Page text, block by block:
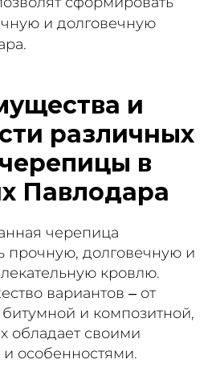
и долговечную
и
различных
в
Павлодара
черепица
прочную, долговечную и
кровлю.
вариантов – от
и композитной,
обладает своими
особенностями.